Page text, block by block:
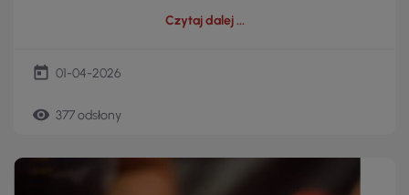
Czytaj dalej
today 01-04-2026
remove_red_eye 377 odsłony